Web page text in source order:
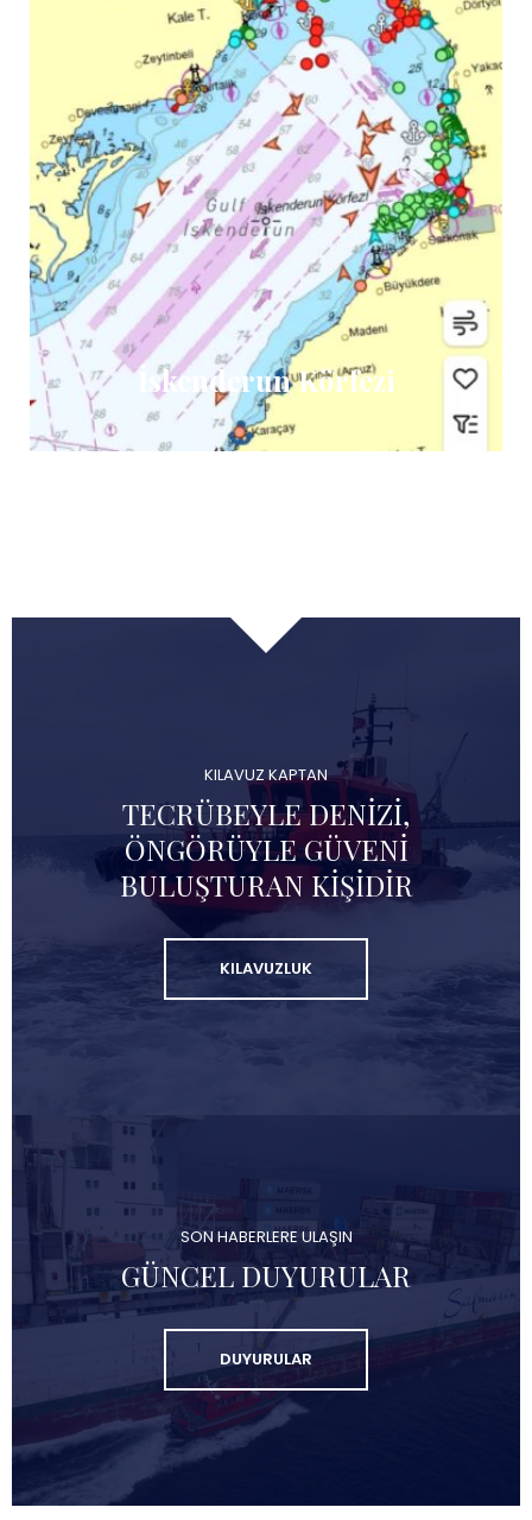
İskenderun Körfezi
KILAVUZ KAPTAN
TECRÜBEYLE DENIZI,
ÖNGÖRÜYLE GÜVENI
BULUŞTURAN KIŞIDIR
KILAVUZLUK
SON HABERLERE ULAŞIN
GÜNCEL DUYURULAR
DUYURULAR